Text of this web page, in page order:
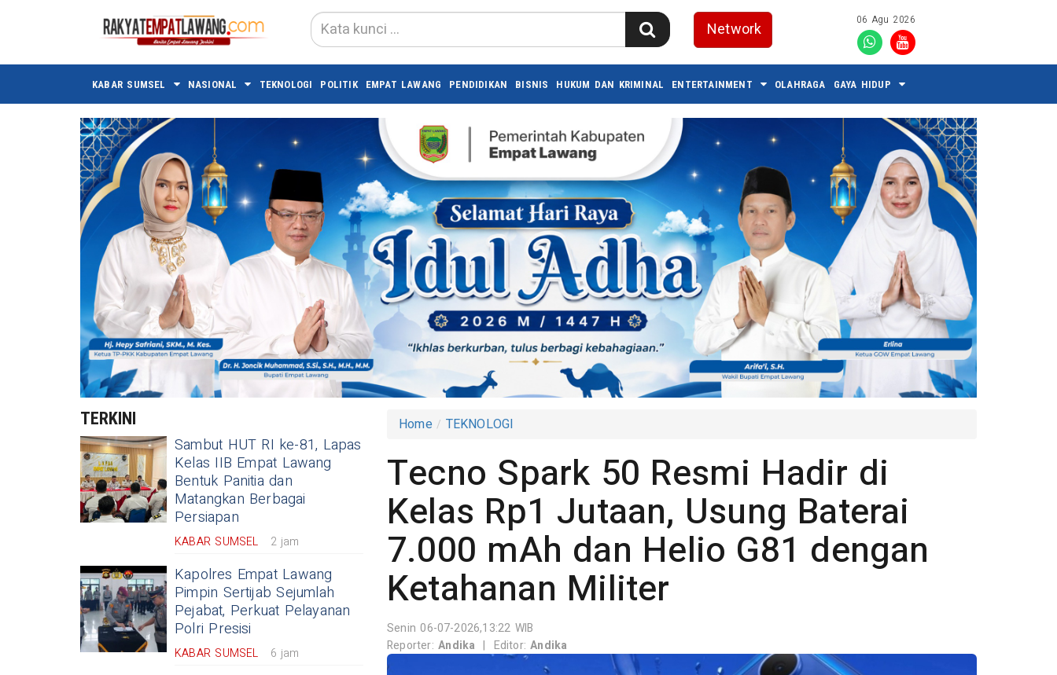
Network 06 Agu 2026
KABAR SUMSEL NASIONAL TEKNOLOGI POLITIK EMPAT LAWANG PENDIDIKAN BISNIS HUKUM DAN KRIMINAL ENTERTAINMENT OLAHRAGA GAYA HIDUP
TERKINI
Sambut HUT RI ke-81, Lapas
Kelas IIB Empat Lawang
Bentuk Panitia dan
Matangkan Berbagai
Persiapan
KABAR SUMSEL 2 jam
Kapolres Empat Lawang
Pimpin Sertijab Sejumlah
Pejabat, Perkuat Pelayanan
Polri Presisi
KABAR SUMSEL 6 jam
Home TEKNOLOGI
Tecno Spark 50 Resmi Hadir di
Kelas Rp1 Jutaan, Usung Baterai
7.000 mAh dan Helio G81 dengan
Ketahanan Militer
Senin 06-07-2026,13:22 WIB
Reporter:Andika | Editor:Andika